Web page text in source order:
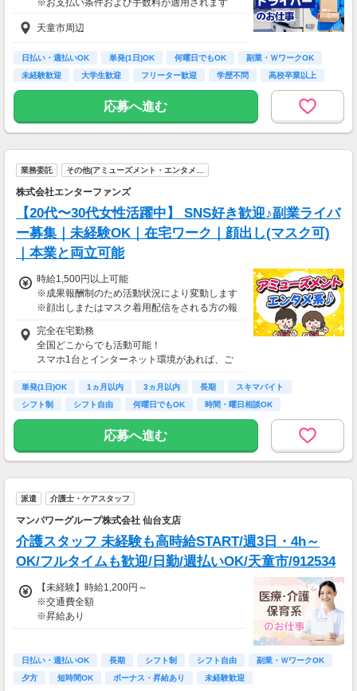
※お支払い条件および手数料が適用されます
天童市周辺
日払い・週払いOK 単発(1日)OK 何曜日でもOK
副業・ＷワークOK
未経験歓迎
大学生歓迎 フリーター歓迎 学歴不問 高校卒業以上
応募へ進む
業務委託 その他(アミューズメント・エンタメ…
株式会社エンターファンズ
【20代〜30代女性活躍中】 SNS好き歓迎♪副業ライバ
ー募集｜未経験OK｜在宅ワーク｜顔出し(マスク可)
｜本業と両立可能
時給1,500円以上可能
※成果報酬制のため活動状況により変動します
※顔出しまたはマスク着用配信をされる方の報
酬基準となります
【収入例】
■事務職Aさん（週3日・月50時間程度）
月収8万円～15万円
月収15万円～25万円
■主婦Cさん（月100時間程度）
月収20万円以上
現在活躍中のライバーの多くは会社員や主婦の
方。
本業や家庭と両立しながら副業として活動され
ています。
完全在宅勤務
全国どこからでも活動可能！
スマホ1台とインターネット環境があれば、ご
自宅からスタートできます。
通勤時間ゼロだから、本業やプライベートとの
両立もラクラク♪
単発(1日)OK 1ヵ月以内 3ヵ月以内 長期
スキマバイト
シフト制
シフト自由 何曜日でもOK 時間・曜日相談OK
応募へ進む
派遣 介護士・ケアスタッフ
マンパワーグループ株式会社 仙台支店
介護スタッフ 未経験も高時給START/週3日・4h～
OK/フルタイムも歓迎/日勤/週払いOK/天童市/912534
【未経験】時給1,200円～
※交通費全額
※昇給あり
◎日勤／未経験の場合
・日収(1,200*8)円（時給1,200円×8h）
日払い・週払いOK 長期 シフト制 シフト自由
副業・ＷワークOK
夕方
短時間OK ボーナス・昇給あり 未経験歓迎